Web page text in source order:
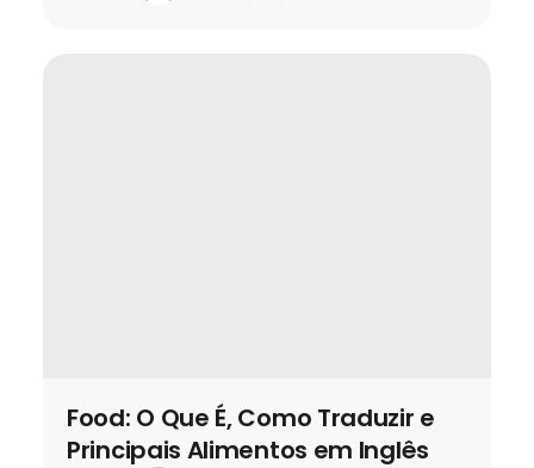
Food: O Que É, Como Traduzir e
Principais Alimentos em Inglês